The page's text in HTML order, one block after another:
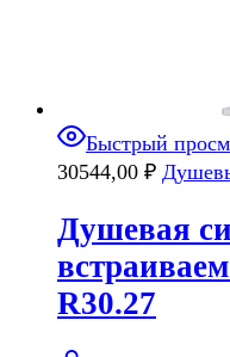
Быстрый
30544,00 ₽
Душевая
R30.27